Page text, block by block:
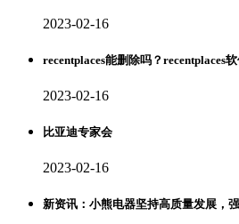
2023-02-16
recentplaces能删除吗？recentplaces
2023-02-16
比亚迪专家会
2023-02-16
新资讯：小熊电器坚持高质量发展，